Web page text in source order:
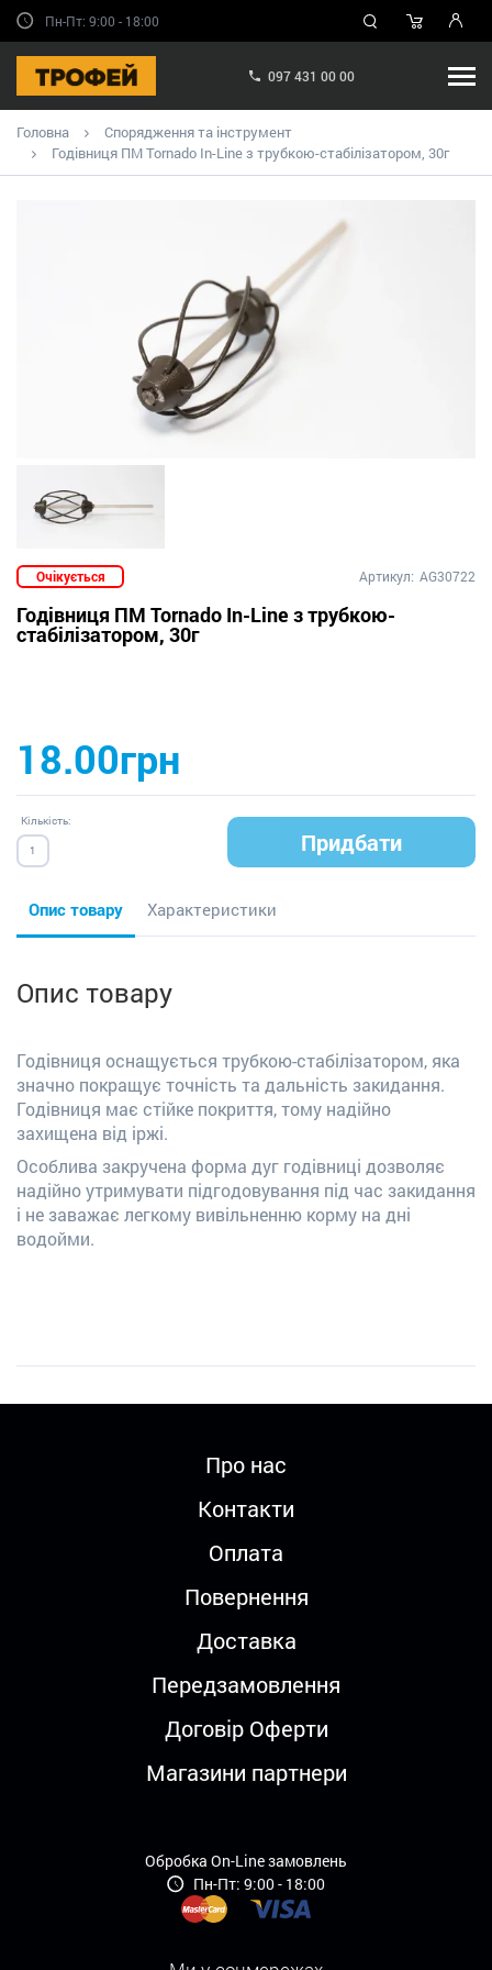
Пн-Пт: 9:00 - 18:00
097 431 00 00
Головна
Спорядження та інструмент
Годівниця ПМ Tornado In-Line з трубкою-стабілізатором, 30г
Очікується Артикул: AG30722
Годівниця ПМ Tornado In-Line з трубкою-
стабілізатором, 30г
18.00грн
Кількість:
Придбати
Опис товару Характеристики
Опис товару
Годівниця оснащується трубкою-стабілізатором, яка
значно покращує точність та дальність закидання.
Годівниця має стійке покриття, тому надійно
захищена від іржі.
Особлива закручена форма дуг годівниці дозволяє
надійно утримувати підгодовування під час закидання
і не заважає легкому вивільненню корму на дні
водойми.
Про нас
Контакти
Оплата
Повернення
Доставка
Передзамовлення
Договір Оферти
Магазини партнери
Обробка On-Line замовлень
Пн-Пт: 9:00 - 18:00